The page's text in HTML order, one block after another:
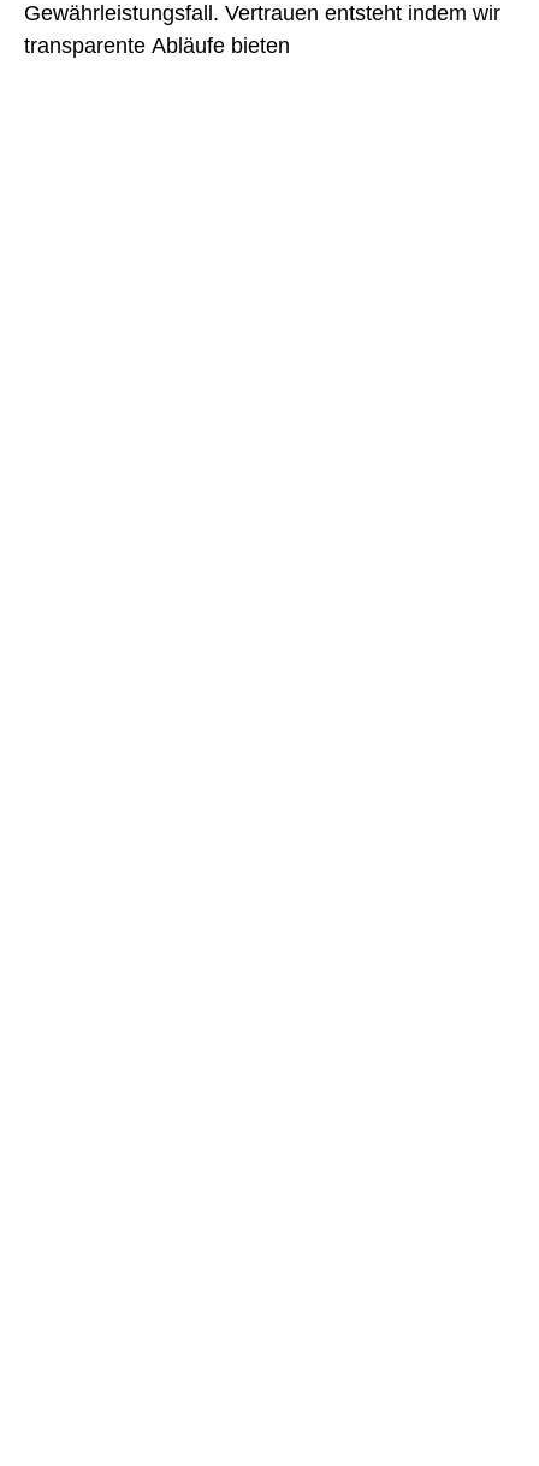
Gewährleistungsfall. Vertrauen entsteht indem wir
transparente Abläufe bieten